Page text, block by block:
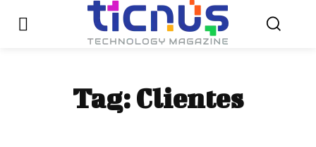
Tag: Clientes